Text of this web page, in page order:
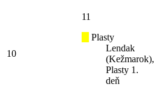
10
11
Plasty
Lendak
(Kežmarok),
Plasty 1.
deň